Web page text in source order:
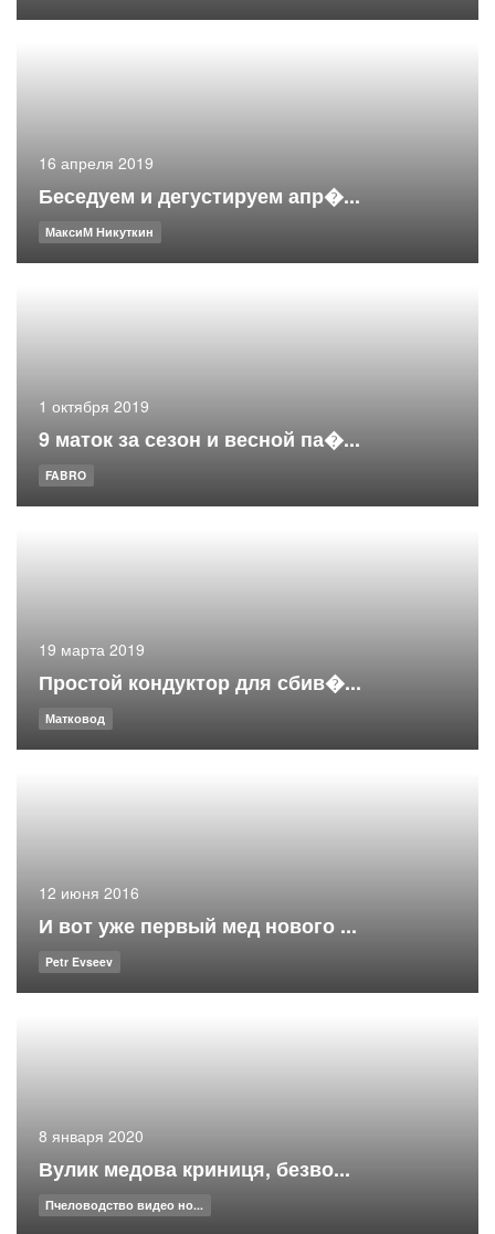
16 апреля 2019
Беседуем и дегустируем апр�...
МаксиМ Никуткин
1 октября 2019
9 маток за сезон и весной па�...
FABRO
19 марта 2019
Простой кондуктор для сбив�...
Матковод
12 июня 2016
И вот уже первый мед нового ...
Petr Evseev
8 января 2020
Вулик медова криниця, безво...
Пчеловодство видео но...